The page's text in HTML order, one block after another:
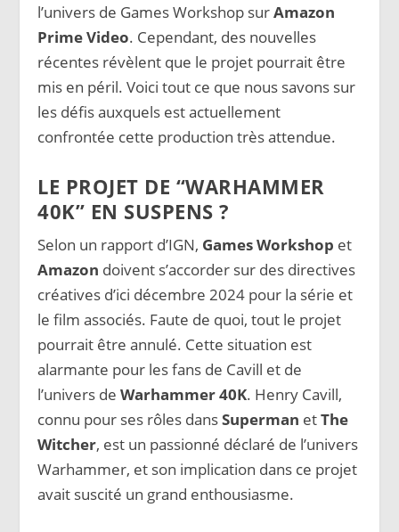
l’univers de Games Workshop surAmazon
Prime Video. Cependant, des nouvelles
récentes révèlent que le projet pourrait être
mis en péril. Voici tout ce que nous savons sur
les défis auxquels est actuellement
confrontée cette production très attendue.
LE PROJET DE “WARHAMMER
40K” EN SUSPENS ?
Selon un rapport d’IGN, Games Workshop et
Amazon doivent s’accorder sur des directives
créatives d’ici décembre 2024 pour la série et
le film associés. Faute de quoi, tout le projet
pourrait être annulé. Cette situation est
alarmante pour les fans de Cavill et de
l’univers deWarhammer 40K. Henry Cavill,
connu pour ses rôles dansSuperman etThe
Witcher, est un passionné déclaré de l’univers
Warhammer, et son implication dans ce projet
avait suscité un grand enthousiasme.